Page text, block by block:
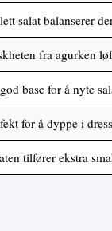
salat balanserer
fra agurken
base for å nyte
for å dyppe i
tilfører ekstra